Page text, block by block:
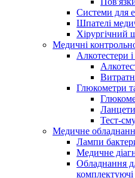
Системи для
Шпателі
Хірургічний
Медичні
Алкотестери
Глюкометри
Ланцети
Тест-
Медичне
Лампи
Медичне
Обладнання
комплектуючі